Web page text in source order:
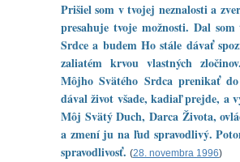
Prišiel som v tvojej neznalosti a
presahuje tvoje možnosti. Dal
Srdce a budem Ho stále dávať
zaliatém krvou vlastných
Môjho Svätého Srdca prenikať
dával život všade, kadiaľ prejde, a
Môj Svätý Duch, Darca Života,
a zmení ju na ľud spravodlivý.
spravodlivosť. (28. novembra 1996)